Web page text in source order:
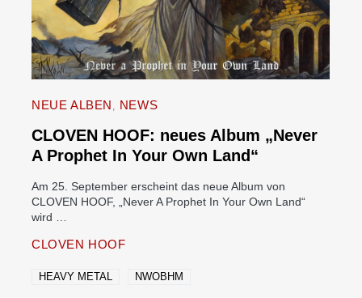
NEUE ALBEN NEWS
CLOVEN HOOF: neues Album „Never
A Prophet In Your Own Land“
Am 25. September erscheint das neue Album von
CLOVEN HOOF, „Never A Prophet In Your Own Land“
wird …
CLOVEN HOOF
HEAVY METAL NWOBHM